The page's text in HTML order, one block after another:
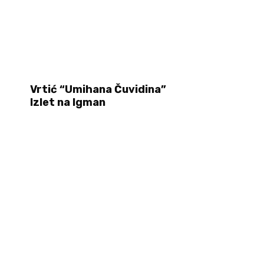
Vrtić “Umihana Čuvidina”
Izlet na Igman